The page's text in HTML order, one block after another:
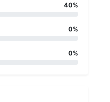
40%
0%
0%